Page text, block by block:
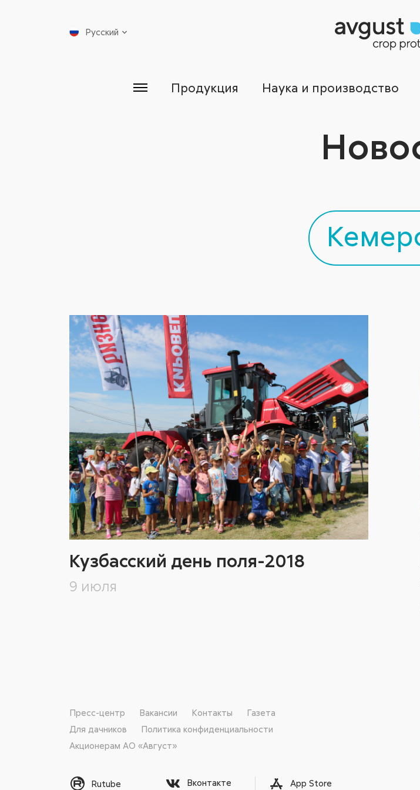
Русский
Продукция Наука и производство
Кузбасский день поля-2018
9 июля
Пресс-центр Вакансии Контакты
Газета
Для дачников
Политика конфиденциальности
Акционерам АО «Август»
Rutube Вконтакте App Store